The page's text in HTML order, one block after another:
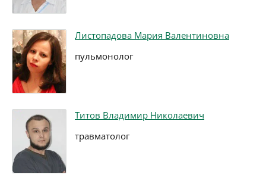
Листопадова Мария Валентиновна
пульмонолог
Титов Владимир Николаевич
травматолог